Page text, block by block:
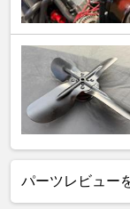
パーツレビュー